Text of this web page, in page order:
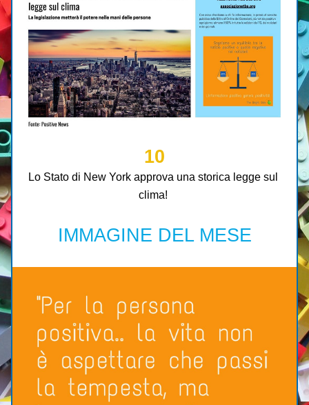
10
Lo Stato di New York approva una storica legge sul
clima!
IMMAGINE DEL MESE